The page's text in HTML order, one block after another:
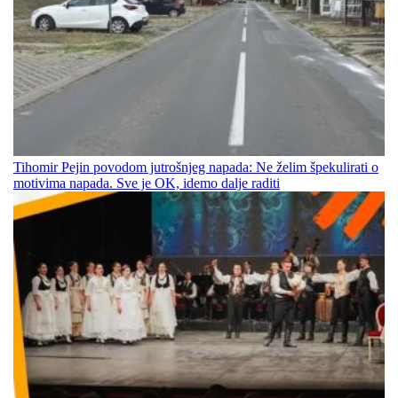
Tihomir Pejin povodom jutrošnjeg napada: Ne želim špekulirati o
motivima napada. Sve je OK, idemo dalje raditi